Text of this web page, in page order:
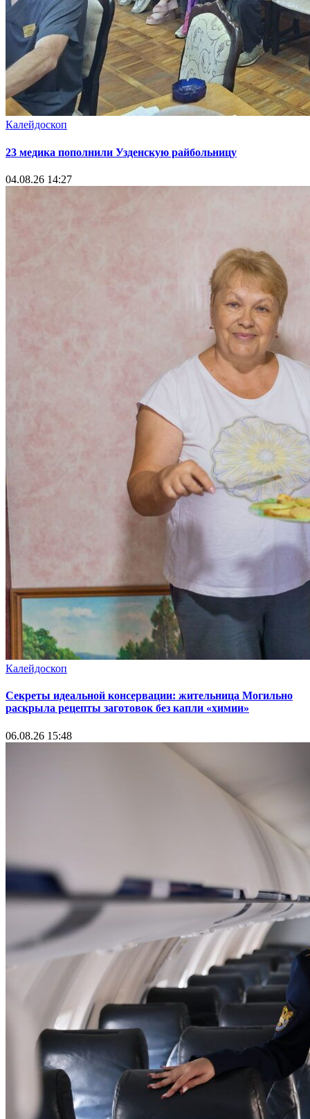
Калейдоскоп
23 медика пополнили Узденскую райбольницу
04.08.26 14:27
Калейдоскоп
Секреты идеальной консервации: жительница Могильно
раскрыла рецепты заготовок без капли «химии»
06.08.26 15:48